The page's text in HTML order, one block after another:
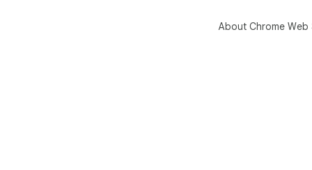
About Chrome Web